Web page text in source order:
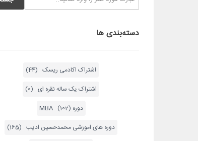
دسته‌بندی ها
اشتراک اکادمی ریسک (44)
اشتراک یک ساله نقره ای (0)
دوره MBA (102)
دوره های اموزشی محمدحسین ادیب (165)